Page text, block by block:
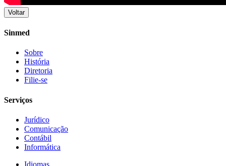
Voltar
Sinmed
Sobre
História
Diretoria
Filie-se
Serviços
Jurídico
Comunicação
Contábil
Informática
Idiomas